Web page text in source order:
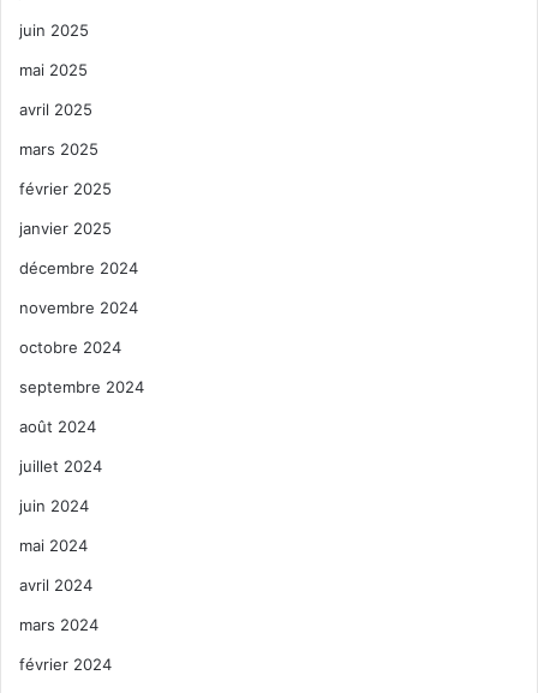
juin 2025
mai 2025
avril 2025
mars 2025
février 2025
janvier 2025
décembre 2024
novembre 2024
octobre 2024
septembre 2024
août 2024
juillet 2024
juin 2024
mai 2024
avril 2024
mars 2024
février 2024